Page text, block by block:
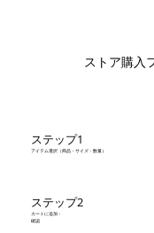
ストア購入
ステップ1
アイテム選択（商品・サイズ・数量）
ステップ2
カートに追加・
確認